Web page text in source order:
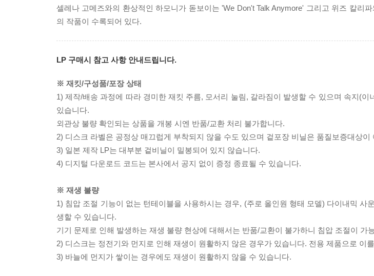
셀레나 고메즈와의 환상적인 하모니가 돋보이는 'We Don't Talk Anymore' 그리고 위즈 칼리
의 작품이 수록되어 있다.
LP 구매시 참고 사항 안내드립니다.
※ 재킷/구성품/포장 상태
1) 제작/배송 과정에 따라 경미한 재킷 주름, 모서리 눌림, 갈라짐이 발생할 수 있으며 속지(
있습니다.
외관상 불량 확인되는 상품을 개봉 시엔 반품/교환 처리 불가합니다.
2) 디스크 라벨은 공정상 매끄럽게 부착되지 않을 수도 있으며 겉포장 비닐은 품질보증대상이
3) 일본 제작 LP는 대부분 겉비닐이 밀봉되어 있지 않습니다.
4) 디지털 다운로드 코드는 본사에서 공지 없이 증정 종료될 수 있습니다.
※ 재생 불량
1) 침압 조절 기능이 없는 턴테이블을 사용하시는 경우, (주로 올인원 형태 모델) 다이내믹 사
생할 수 있습니다.
기기 문제로 인해 발생하는 재생 불량 현상에 대해서는 반품/교환이 불가하니 침압 조절이 가
2) 디스크는 정전기와 먼지로 인해 재생이 원활하지 않은 경우가 있습니다. 전용 제품으로 이
3) 바늘에 먼지가 쌓이는 경우에도 재생이 원활하지 않을 수 있습니다.